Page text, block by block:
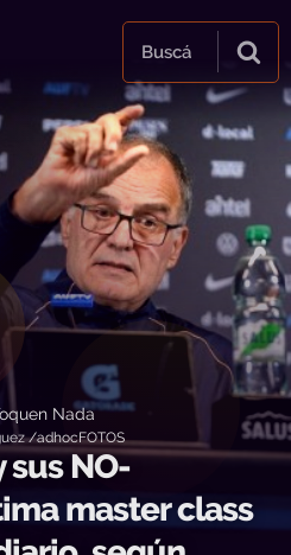
Buscá
Nada
/adhocFOTOS
NO-
master class